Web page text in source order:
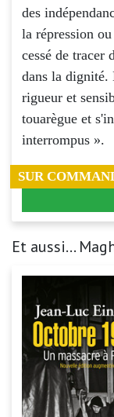
des
la répression
cessé de tracer
dans la dignité.
rigueur et
touarègue et
interrompus ».
SUR
Et aussi...